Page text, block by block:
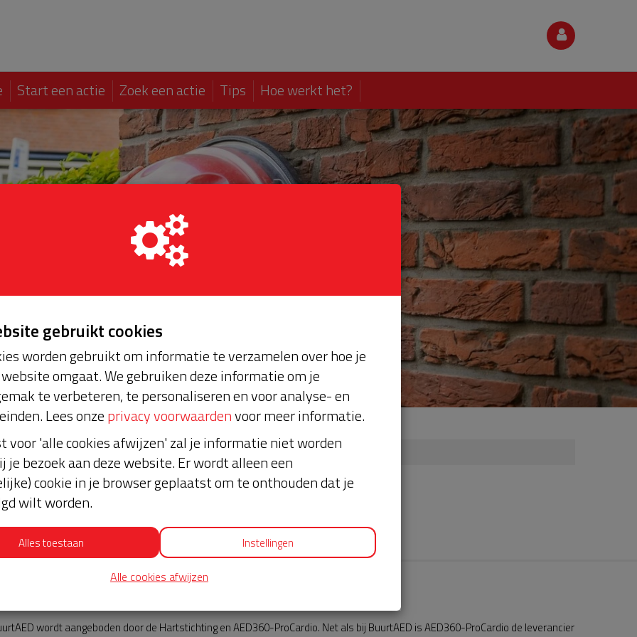
Start een actie Zoek een actie Tips Hoe werkt het?
Nieuws
wordt aangeboden door de Hartstichting en AED360-ProCardio. Net als bij BuurtAED is AED360-ProCardio de leverancier
gebruikt cookies
worden gebruikt om informatie te verzamelen over hoe je
omgaat. We gebruiken deze informatie om je
te verbeteren, te personaliseren en voor analyse- en
Lees onzeprivacy voorwaardenvoor meer informatie.
voor 'alle cookies afwijzen' zal je informatie niet worden
je bezoek aan deze website. Er wordt alleen een
cookie in je browser geplaatst om te onthouden dat je
wilt worden.
Alles toestaan Instellingen
Alle cookies afwijzen